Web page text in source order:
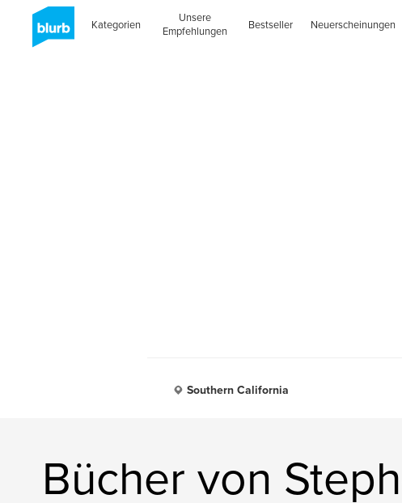
Kategorien
Unsere
Empfehlungen
Bestseller Neuerscheinungen
Southern California
Bücher von